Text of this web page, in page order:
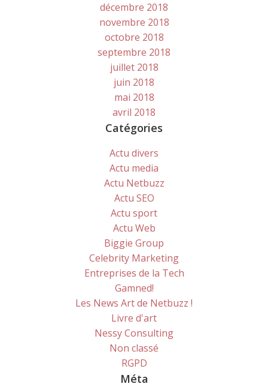
décembre 2018
novembre 2018
octobre 2018
septembre 2018
juillet 2018
juin 2018
mai 2018
avril 2018
Catégories
Actu divers
Actu media
Actu Netbuzz
Actu SEO
Actu sport
Actu Web
Biggie Group
Celebrity Marketing
Entreprises de la Tech
Gamned!
Les News Art de Netbuzz !
Livre d'art
Nessy Consulting
Non classé
RGPD
Méta